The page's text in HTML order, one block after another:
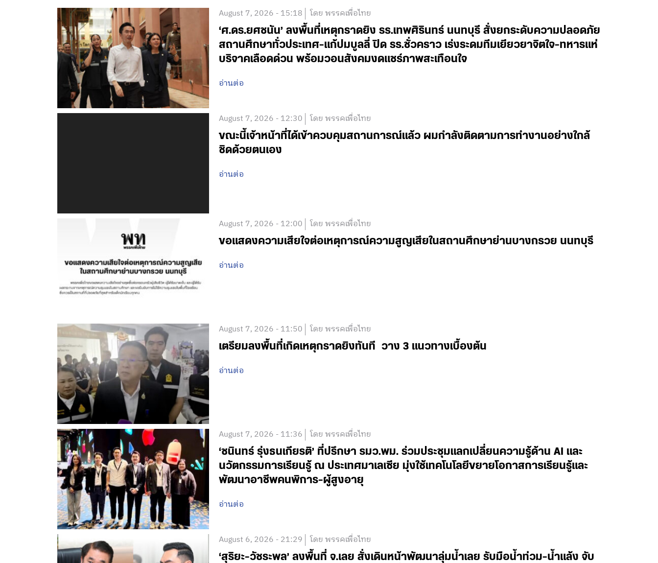
August 7, 2026 - 15:18 โดย พรรคเพื่อไทย
‘ศ.ดร.ยศชนัน’ ลงพื้นที่เหตุกราดยิง รร.เทพศิรินทร์ นนทบุรี สั่งยกระดับความปลอดภัย
สถานศึกษาทั่วประเทศ-แก้ปมบูลลี่ ปิด รร.ชั่วคราว เร่งระดมทีมเยียวยาจิตใจ-ทหารแห่
บริจาคเลือดด่วน พร้อมวอนสังคมงดแชร์ภาพสะเทือนใจ
อ่านต่อ
August 7, 2026 - 12:30 โดย พรรคเพื่อไทย
ขณะนี้เจ้าหน้าที่ได้เข้าควบคุมสถานการณ์แล้ว ผมกำลังติดตามการทำงานอย่างใกล้
ชิดด้วยตนเอง
อ่านต่อ
August 7, 2026 - 12:00 โดย พรรคเพื่อไทย
ขอแสดงความเสียใจต่อเหตุการณ์ความสูญเสียในสถานศึกษาย่านบางกรวย นนทบุรี
อ่านต่อ
August 7, 2026 - 11:50 โดย พรรคเพื่อไทย
เตรียมลงพื้นที่เกิดเหตุกราดยิงทันที วาง 3 แนวทางเบื้องต้น
อ่านต่อ
August 7, 2026 - 11:36 โดย พรรคเพื่อไทย
‘ชนินทร์ รุ่งธนเกียรติ’ ที่ปรึกษา รมว.พม. ร่วมประชุมแลกเปลี่ยนความรู้ด้าน AI และ
นวัตกรรมการเรียนรู้ ณ ประเทศมาเลเซีย มุ่งใช้เทคโนโลยีขยายโอกาสการเรียนรู้และ
พัฒนาอาชีพคนพิการ-ผู้สูงอายุ
อ่านต่อ
August 6, 2026 - 21:29 โดย พรรคเพื่อไทย
‘สุริยะ-วัชระพล’ ลงพื้นที่ จ.เลย สั่งเดินหน้าพัฒนาลุ่มน้ำเลย รับมือน้ำท่วม-น้ำแล้ง จับ